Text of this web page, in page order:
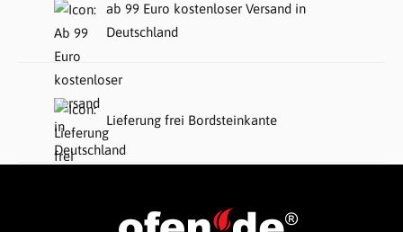
ab 99 Euro kostenloser Versand in
Deutschland
Lieferung frei Bordsteinkante